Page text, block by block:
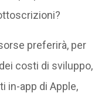
preferirà, per
costi di sviluppo,
in-app di Apple,